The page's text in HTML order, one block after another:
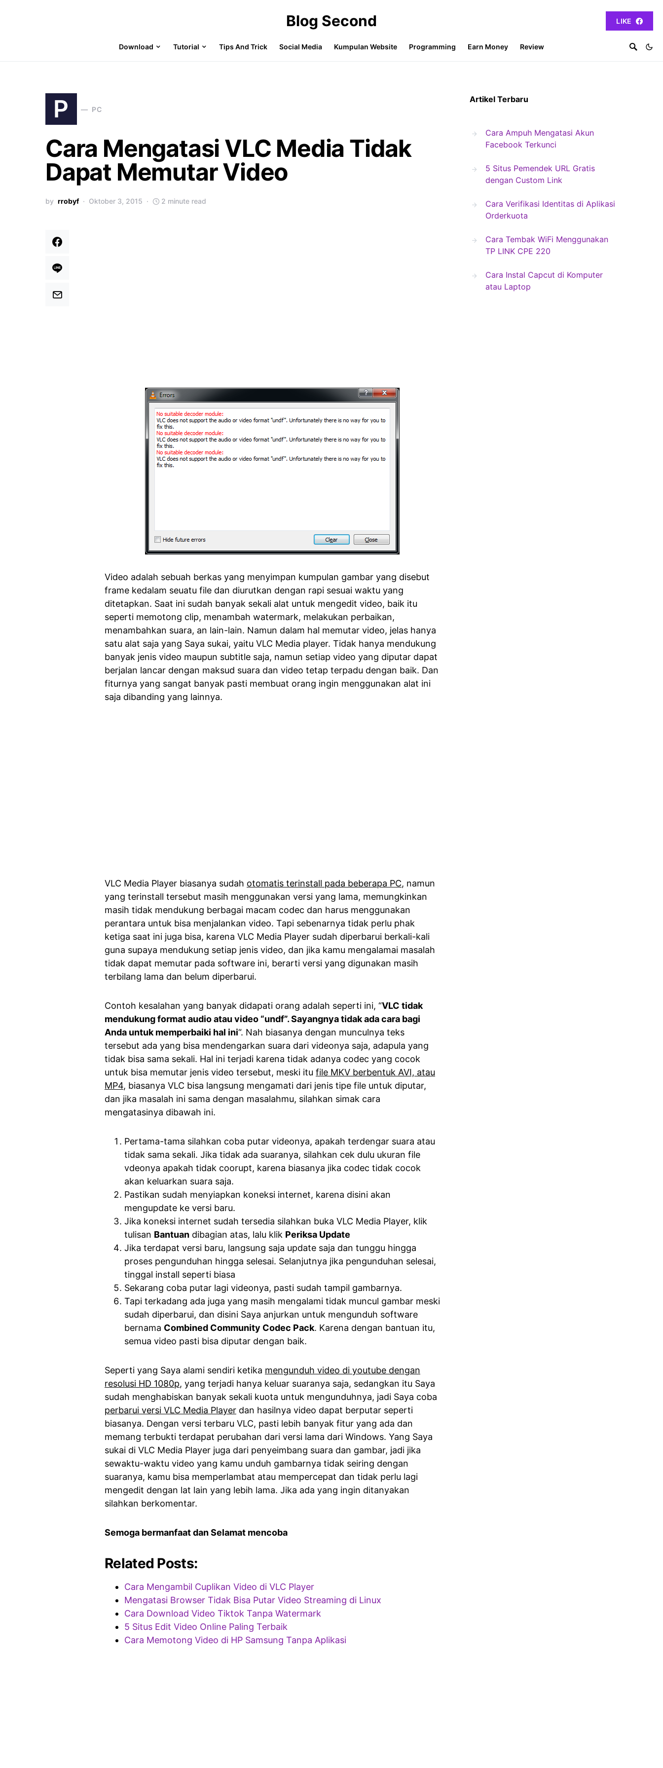
Blog Second LIKE
Download Tutorial Tips And Trick Social Media Kumpulan Website Programming Earn Money Review
P PC
Cara Mengatasi VLC Media Tidak
Dapat Memutar Video
by rrobyf Oktober 3, 2015 2 minute read
Video adalah sebuah berkas yang menyimpan kumpulan gambar yang disebut
frame kedalam seuatu file dan diurutkan dengan rapi sesuai waktu yang
ditetapkan. Saat ini sudah banyak sekali alat untuk mengedit video, baik itu
seperti memotong clip, menambah watermark, melakukan perbaikan,
menambahkan suara, an lain-lain. Namun dalam hal memutar video, jelas hanya
satu alat saja yang Saya sukai, yaitu VLC Media player. Tidak hanya mendukung
banyak jenis video maupun subtitle saja, namun setiap video yang diputar dapat
berjalan lancar dengan maksud suara dan video tetap terpadu dengan baik. Dan
fiturnya yang sangat banyak pasti membuat orang ingin menggunakan alat ini
saja dibanding yang lainnya.
VLC Media Player biasanya sudah otomatis terinstall pada beberapa PC, namun
yang terinstall tersebut masih menggunakan versi yang lama, memungkinkan
masih tidak mendukung berbagai macam codec dan harus menggunakan
perantara untuk bisa menjalankan video. Tapi sebenarnya tidak perlu phak
ketiga saat ini juga bisa, karena VLC Media Player sudah diperbarui berkali-kali
guna supaya mendukung setiap jenis video, dan jika kamu mengalamai masalah
tidak dapat memutar pada software ini, berarti versi yang digunakan masih
terbilang lama dan belum diperbarui.
Contoh kesalahan yang banyak didapati orang adalah seperti ini, “VLC tidak
mendukung format audio atau video “undf”. Sayangnya tidak ada cara bagi
Anda untuk memperbaiki hal ini“. Nah biasanya dengan munculnya teks
tersebut ada yang bisa mendengarkan suara dari videonya saja, adapula yang
tidak bisa sama sekali. Hal ini terjadi karena tidak adanya codec yang cocok
untuk bisa memutar jenis video tersebut, meski itu file MKV berbentuk AVI, atau
MP4, biasanya VLC bisa langsung mengamati dari jenis tipe file untuk diputar,
dan jika masalah ini sama dengan masalahmu, silahkan simak cara
mengatasinya dibawah ini.
Pertama-tama silahkan coba putar videonya, apakah terdengar suara atau
tidak sama sekali. Jika tidak ada suaranya, silahkan cek dulu ukuran file
vdeonya apakah tidak coorupt, karena biasanya jika codec tidak cocok
akan keluarkan suara saja.
Pastikan sudah menyiapkan koneksi internet, karena disini akan
mengupdate ke versi baru.
Jika koneksi internet sudah tersedia silahkan buka VLC Media Player, klik
tulisan Bantuan dibagian atas, lalu klik Periksa Update
Jika terdapat versi baru, langsung saja update saja dan tunggu hingga
proses pengunduhan hingga selesai. Selanjutnya jika pengunduhan selesai,
tinggal install seperti biasa
Sekarang coba putar lagi videonya, pasti sudah tampil gambarnya.
Tapi terkadang ada juga yang masih mengalami tidak muncul gambar meski
sudah diperbarui, dan disini Saya anjurkan untuk mengunduh software
bernama Combined Community Codec Pack. Karena dengan bantuan itu,
semua video pasti bisa diputar dengan baik.
Seperti yang Saya alami sendiri ketika mengunduh video di youtube dengan
resolusi HD 1080p, yang terjadi hanya keluar suaranya saja, sedangkan itu Saya
sudah menghabiskan banyak sekali kuota untuk mengunduhnya, jadi Saya coba
perbarui versi VLC Media Player dan hasilnya video dapat berputar seperti
biasanya. Dengan versi terbaru VLC, pasti lebih banyak fitur yang ada dan
memang terbukti terdapat perubahan dari versi lama dari Windows. Yang Saya
sukai di VLC Media Player juga dari penyeimbang suara dan gambar, jadi jika
sewaktu-waktu video yang kamu unduh gambarnya tidak seiring dengan
suaranya, kamu bisa memperlambat atau mempercepat dan tidak perlu lagi
mengedit dengan lat lain yang lebih lama. Jika ada yang ingin ditanyakan
silahkan berkomentar.
Semoga bermanfaat dan Selamat mencoba
Related Posts:
Cara Mengambil Cuplikan Video di VLC Player
Mengatasi Browser Tidak Bisa Putar Video Streaming di Linux
Cara Download Video Tiktok Tanpa Watermark
5 Situs Edit Video Online Paling Terbaik
Cara Memotong Video di HP Samsung Tanpa Aplikasi
Artikel Terbaru
Cara Ampuh Mengatasi Akun
Facebook Terkunci
5 Situs Pemendek URL Gratis
dengan Custom Link
Cara Verifikasi Identitas di Aplikasi
Orderkuota
Cara Tembak WiFi Menggunakan
TP LINK CPE 220
Cara Instal Capcut di Komputer
atau Laptop